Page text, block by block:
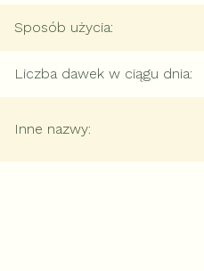
Sposób użycia:
Liczba dawek w ciągu dnia:
Inne nazwy: